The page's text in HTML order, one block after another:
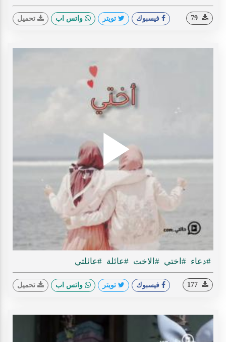
فيسبوك تويتر واتس اب تحميل
Play
#دعاء #اختي #الاخت #عائلة #عائلتي
فيسبوك تويتر واتس اب تحميل